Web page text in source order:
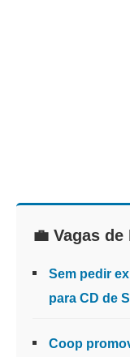
💼 Vagas
Sem pedir
para CD de
Coop